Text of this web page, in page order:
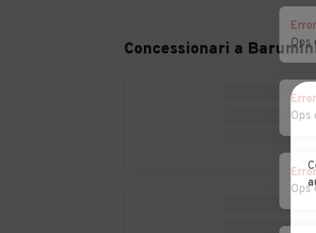
Concessionari a
Error
Ops
Error
Ops
Error
Ops